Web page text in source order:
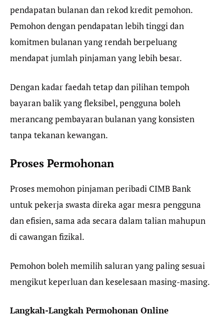
pendapatan bulanan dan rekod kredit pemohon.
Pemohon dengan pendapatan lebih tinggi dan
komitmen bulanan yang rendah berpeluang
mendapat jumlah pinjaman yang lebih besar.
Dengan kadar faedah tetap dan pilihan tempoh
bayaran balik yang fleksibel, pengguna boleh
merancang pembayaran bulanan yang konsisten
tanpa tekanan kewangan.
Proses Permohonan
Proses memohon pinjaman peribadi CIMB Bank
untuk pekerja swasta direka agar mesra pengguna
dan efisien, sama ada secara dalam talian mahupun
di cawangan fizikal.
Pemohon boleh memilih saluran yang paling sesuai
mengikut keperluan dan keselesaan masing-masing.
Langkah-Langkah Permohonan Online